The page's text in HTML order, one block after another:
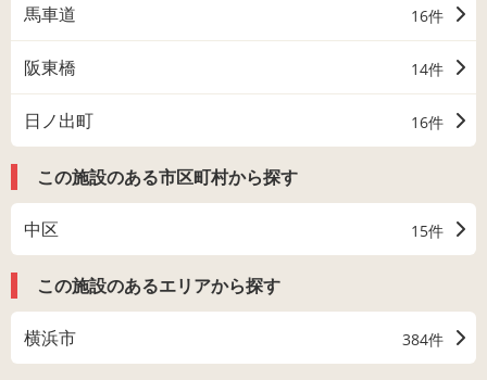
馬車道 16件
阪東橋 14件
日ノ出町 16件
この施設のある市区町村から探す
中区 15件
この施設のあるエリアから探す
横浜市 384件